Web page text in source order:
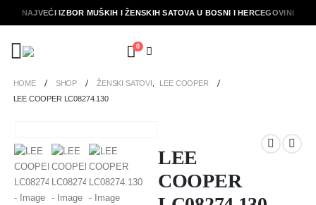
NAJVEĆI IZBOR MUŠKIH I ŽENSKIH SATOVA U BOSNI I HERCEGOVINI
0
HOME SHOP ŽENSKI SATOVI
LEE COOPER
LEE COOPER LC08274.130
LEE
COOPER